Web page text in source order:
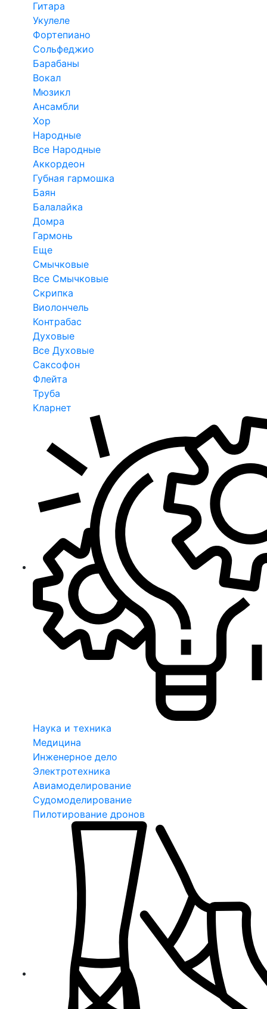
Гитара
Укулеле
Фортепиано
Сольфеджио
Барабаны
Вокал
Мюзикл
Ансамбли
Хор
Народные
Все Народные
Аккордеон
Губная гармошка
Баян
Балалайка
Домра
Гармонь
Еще
Смычковые
Все Смычковые
Скрипка
Виолончель
Контрабас
Духовые
Все Духовые
Саксофон
Флейта
Труба
Кларнет
Наука и техника
Медицина
Инженерное дело
Электротехника
Авиамоделирование
Судомоделирование
Пилотирование дронов